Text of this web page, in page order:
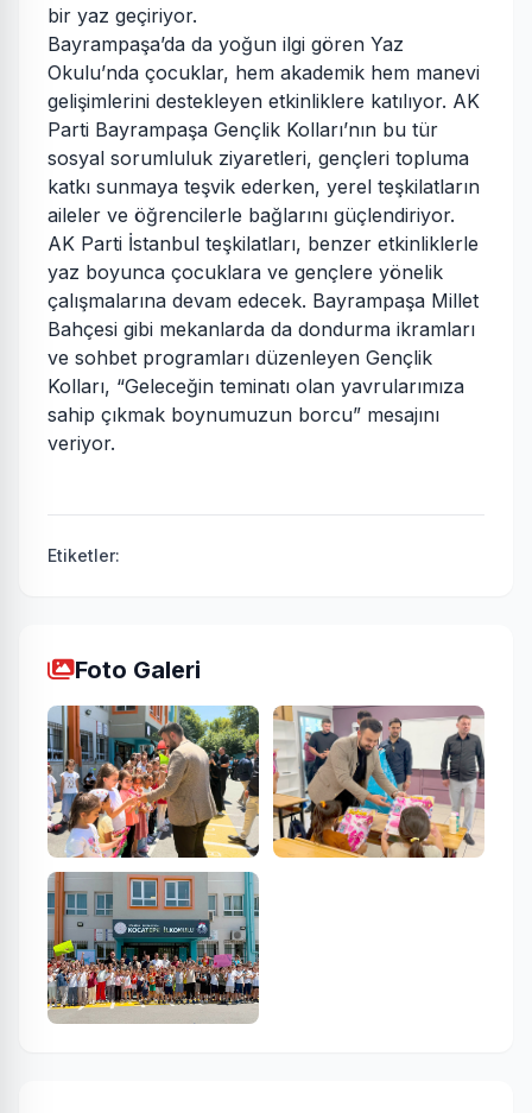
bir yaz geçiriyor.
Bayrampaşa’da da yoğun ilgi gören Yaz
Okulu’nda çocuklar, hem akademik hem manevi
gelişimlerini destekleyen etkinliklere katılıyor. AK
Parti Bayrampaşa Gençlik Kolları’nın bu tür
sosyal sorumluluk ziyaretleri, gençleri topluma
katkı sunmaya teşvik ederken, yerel teşkilatların
aileler ve öğrencilerle bağlarını güçlendiriyor.
AK Parti İstanbul teşkilatları, benzer etkinliklerle
yaz boyunca çocuklara ve gençlere yönelik
çalışmalarına devam edecek. Bayrampaşa Millet
Bahçesi gibi mekanlarda da dondurma ikramları
ve sohbet programları düzenleyen Gençlik
Kolları, “Geleceğin teminatı olan yavrularımıza
sahip çıkmak boynumuzun borcu” mesajını
veriyor.
Etiketler:
Foto Galeri